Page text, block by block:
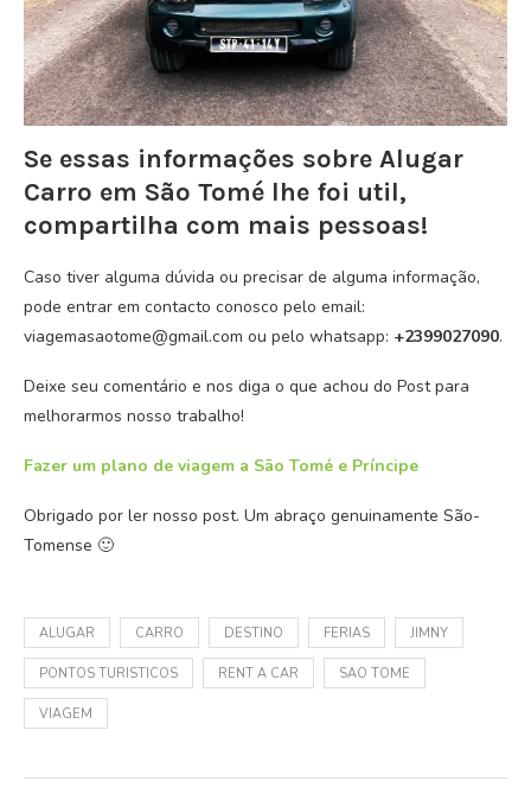
Se essas informações sobre Alugar
Carro em São Tomé lhe foi util,
compartilha com mais pessoas!
Caso tiver alguma dúvida ou precisar de alguma informação,
pode entrar em contacto conosco pelo email:
viagemasaotome@gmail.com ou pelo whatsapp: +2399027090.
Deixe seu comentário e nos diga o que achou do Post para
melhorarmos nosso trabalho!
Fazer um plano de viagem a São Tomé e Príncipe
Obrigado por ler nosso post. Um abraço genuinamente São-
Tomense 🙂
ALUGAR CARRO DESTINO FERIAS JIMNY
PONTOS TURISTICOS RENT A CAR SAO TOME
VIAGEM